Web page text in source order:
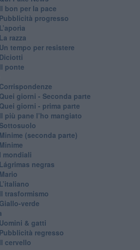
bon per la pace
progresso
razza
tempo per resistere
ponte
giorni - Seconda parte
giorni - prima parte
più pane l’ho mangiato
(seconda parte)
mondiali
negras
trasformismo
verde
& gatti
regresso
cervello